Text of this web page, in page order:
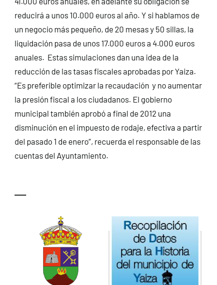
reducirá a unos 10.000 euros al año. Y si hablamos de
un negocio más pequeño, de 20 mesas y 50 sillas, la
liquidación pasa de unos 17.000 euros a 4.000 euros
anuales. Estas simulaciones dan una idea de la
reducción de las tasas fiscales aprobadas por Yaiza.
“Es preferible optimizar la recaudación y no aumentar
la presión fiscal a los ciudadanos. El gobierno
municipal también aprobó a final de 2012 una
disminución en el impuesto de rodaje, efectiva a partir
del pasado 1 de enero”, recuerda el responsable de las
cuentas del Ayuntamiento.
—